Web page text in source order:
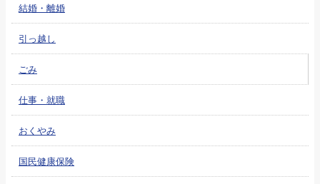
結婚・離婚
引っ越し
ごみ
仕事・就職
おくやみ
国民健康保険